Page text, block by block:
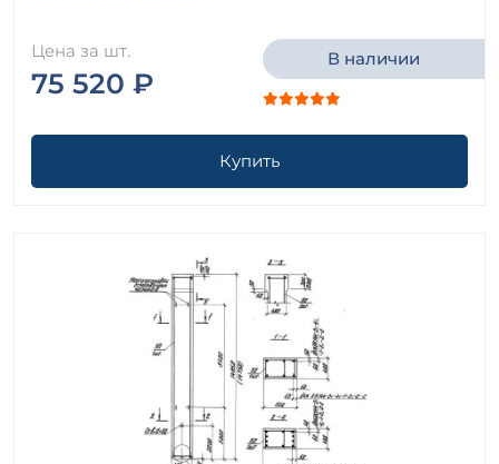
Цена за шт.
75 520 ₽
В наличии
Купить